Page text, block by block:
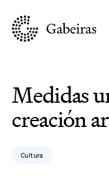
Medidas
creación
Cultura